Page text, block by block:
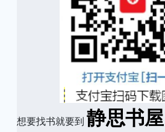
想要找书就要到 静思书屋